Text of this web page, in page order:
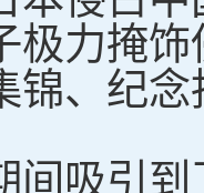
极力掩
锦、纪
吸引到